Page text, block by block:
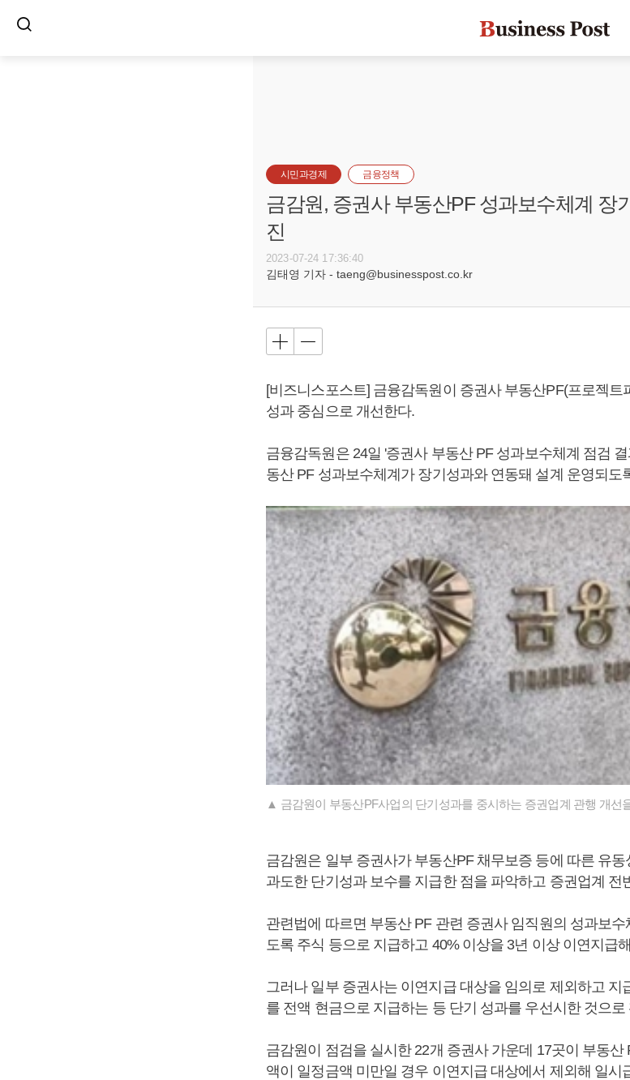
시민과경제 금융정책
금감원, 증권사 부동산PF 성과보수체계 장
진
2023-07-24 17:36:40
김태영 기자 - taeng@businesspost.co.kr
[비즈니스포스트] 금융감독원이 증권사 부동산PF(프로젝트
성과 중심으로 개선한다.
금융감독원은 24일 '증권사 부동산 PF 성과보수체계 점검
동산 PF 성과보수체계가 장기성과와 연동돼 설계 운영되도
▲ 금감원이 부동산PF사업의 단기성과를 중시하는 증권업계 관행 개선
금감원은 일부 증권사가 부동산PF 채무보증 등에 따른 유동
과도한 단기성과 보수를 지급한 점을 파악하고 증권업계 전
관련법에 따르면 부동산 PF 관련 증권사 임직원의 성과보
도록 주식 등으로 지급하고 40% 이상을 3년 이상 이연지급
그러나 일부 증권사는 이연지급 대상을 임의로 제외하고 지
를 전액 현금으로 지급하는 등 단기 성과를 우선시한 것으로
금감원이 점검을 실시한 22개 증권사 가운데 17곳이 부동
액이 일정금액 미만일 경우 이연지급 대상에서 제외해 일시